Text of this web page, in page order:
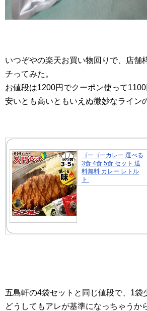
いつぞやの楽天お買い物回りで、店舗
チってみた。
お値段は1200円でクーポン使って1100
安いとも高いともいえぬ微妙なライン
ゴーゴーカレー 選べる
3食 4食 5食 セット 送
料無料 カレー レトル
ト
五島軒の4袋セットと同じ値段で、1袋
どうしてもアレが基準になっちゃうか